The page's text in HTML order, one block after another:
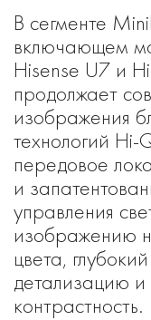
В сегменте
включающем
Hisense U7 и
продолжает
изображения
технологий Hi-
передовое
и
управления
изображению
цвета,
детализацию
контрастность.